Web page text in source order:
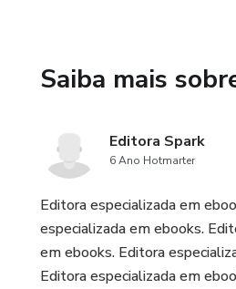
Saiba mais
Editora Spark
6 Ano Hotmarter
Editora especializada em
especializada em ebooks.
em ebooks. Editora
Editora especializada em